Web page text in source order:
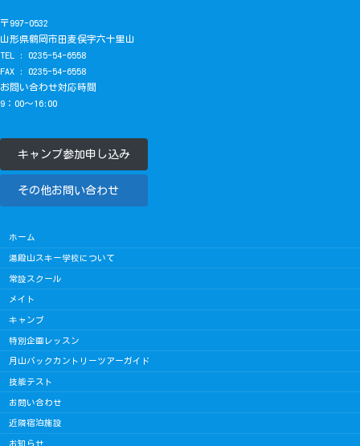
〒997-0532
山形県鶴岡市田麦俣字六十里山
TEL : 0235-54-6558
FAX : 0235-54-6558
お問い合わせ対応時間
9：00～16:00
キャンプ参加申し込み
その他お問い合わせ
ホーム
湯殿山スキー学校について
常設スクール
メイト
キャンプ
特別企画レッスン
月山バックカントリーツアーガイド
技能テスト
お問い合わせ
近隣宿泊施設
お知らせ